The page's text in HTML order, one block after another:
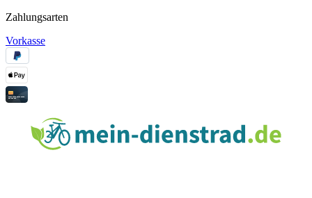
Zahlungsarten
Vorkasse